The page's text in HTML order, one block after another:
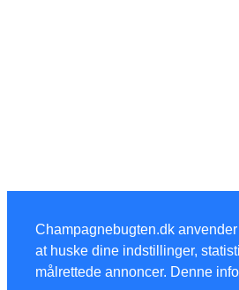
Champagnebugten.dk anvender
at huske dine indstillinger,
målrettede annoncer. Denne